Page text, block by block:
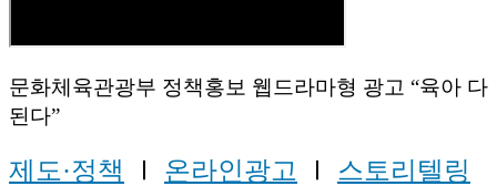
문화체육관광부 정책홍보 웹드라마형 광고 “육아 다
된다”
제도·정책 Ⅰ 온라인광고 Ⅰ 스토리텔링